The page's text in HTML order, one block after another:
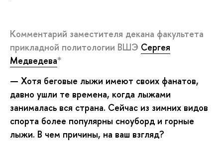
Комментарий заместителя декана факультета
прикладной политологии ВШЭ Сергея
Медведева*
— Хотя беговые лыжи имеют своих фанатов,
давно ушли те времена, когда лыжами
занималась вся страна. Сейчас из зимних видов
спорта более популярны сноуборд и горные
лыжи. В чем причины, на ваш взгляд?